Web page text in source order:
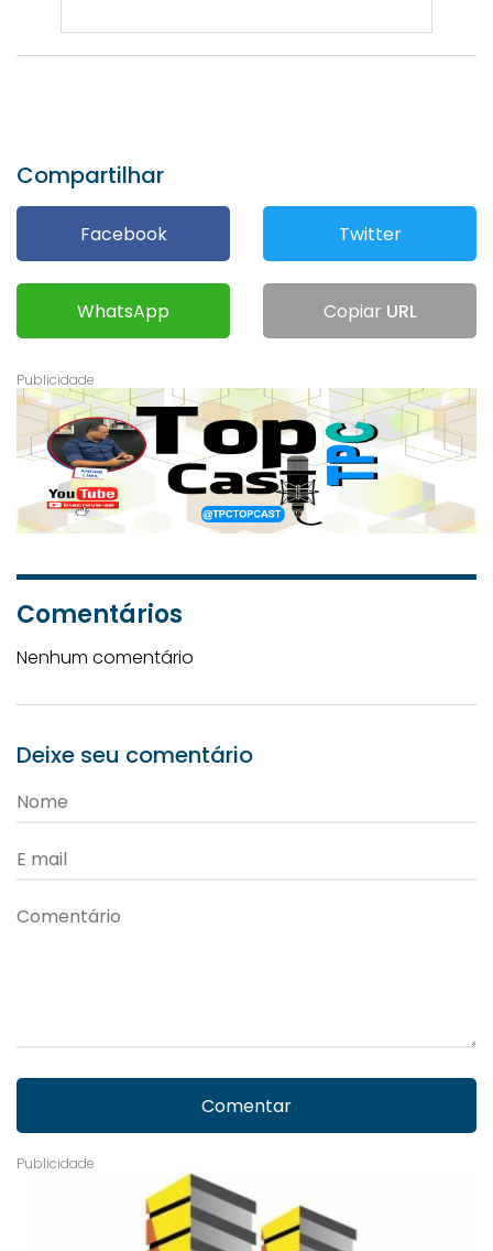
Compartilhar
Facebook Twitter
WhatsApp Copiar URL
Comentários
Nenhum comentário
Deixe seu comentário
Comentar